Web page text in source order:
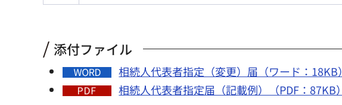
添付ファイル
相続人代表者指定（変更）届（ワード：18KB）
相続人代表者指定届（記載例）（PDF：87KB）